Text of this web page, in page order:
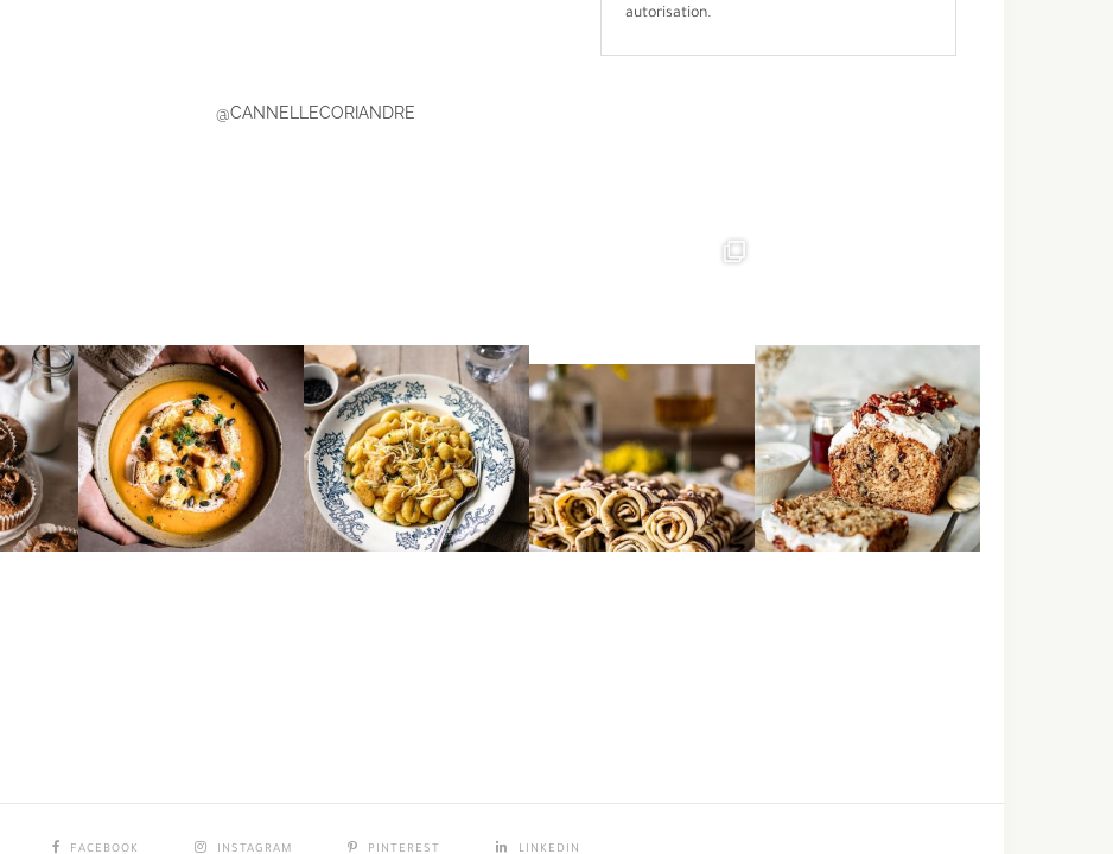
autorisation.
@CANNELLECORIANDRE
FACEBOOK INSTAGRAM PINTEREST LINKEDIN